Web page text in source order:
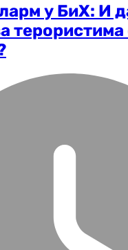
у БиХ: И
терористима